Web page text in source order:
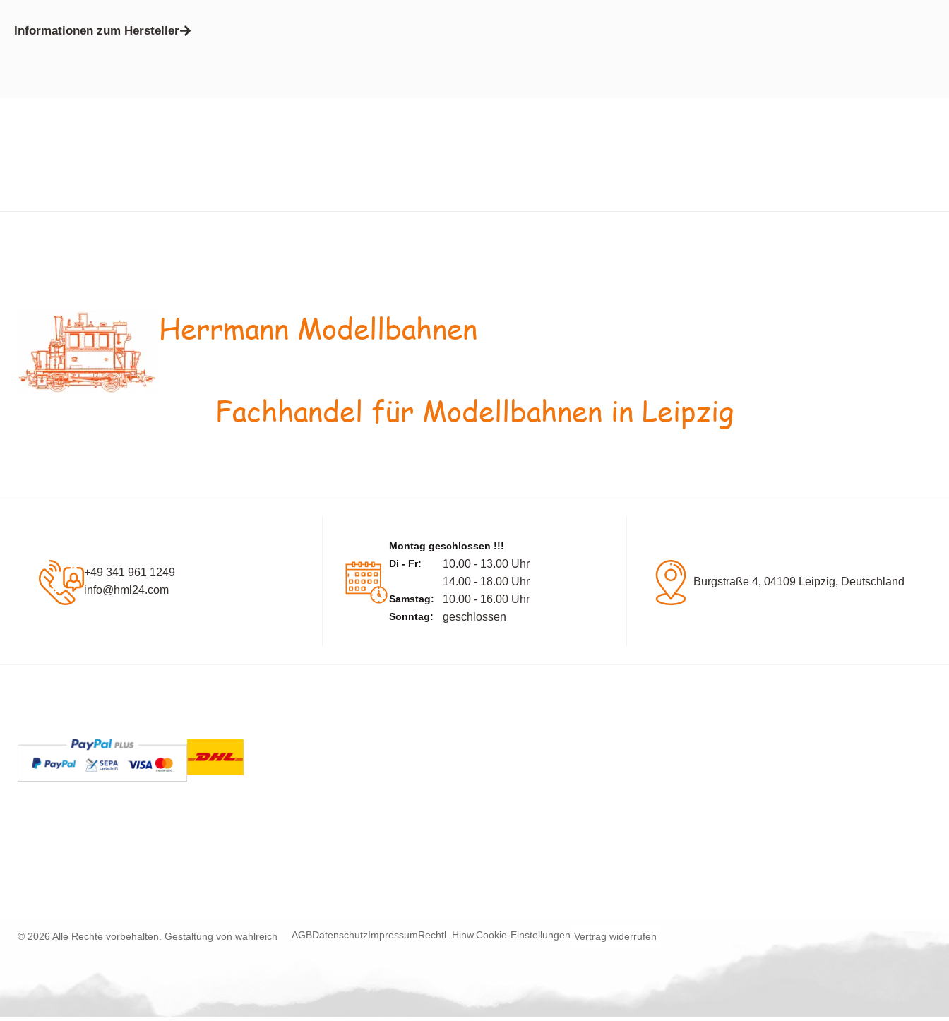
Informationen zum Hersteller
Herrmann Modellbahnen
Fachhandel für Modellbahnen in Leipzig
+49 341 961 1249
info@hml24.com
Montag geschlossen !!!
Di - Fr:
10.00 - 13.00 Uhr
14.00 - 18.00 Uhr
Samstag: 10.00 - 16.00 Uhr
Sonntag: geschlossen
Burgstraße 4, 04109 Leipzig, Deutschland
© 2026 Alle Rechte vorbehalten. Gestaltung von wahlreich AGBDatenschutzImpressumRechtl. Hinw.Cookie-Einstellungen Vertrag widerrufen